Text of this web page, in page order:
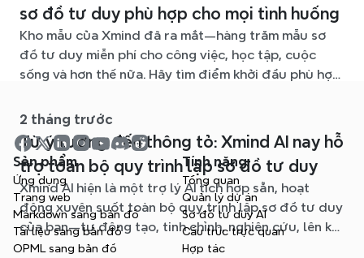
sơ đồ tư duy phù hợp cho mọi tình huống
Kho mẫu của Xmind đã ra mắt—hàng trăm mẫu sơ
đồ tư duy miễn phí cho công việc, học tập, cuộc
sống và hơn thế nữa. Hãy tìm điểm khởi đầu phù hợp
2 tháng trước
Từ ý tưởng đến thông tỏ: Xmind AI nay hỗ
trợ toàn bộ quy trình lập sơ đồ tư duy
Xmind AI hiện là một trợ lý AI tích hợp sẵn, hoạt
động xuyên suốt toàn bộ quy trình lập sơ đồ tư duy
của bạn—tự động tạo, tinh chỉnh, nghiên cứu, lên kế
hoạch và xuất bản, tất cả mà không cần rời khỏi sơ
Sản phẩm
Ứng dụng
Trang web
Markdown sang bản đồ
Tài liệu sang bản đồ
OPML sang bản đồ
Tính năng
Tổng quan
Quản lý dự án
Sơ đồ tư duy AI
Cấu trúc trực quan
Hợp tác